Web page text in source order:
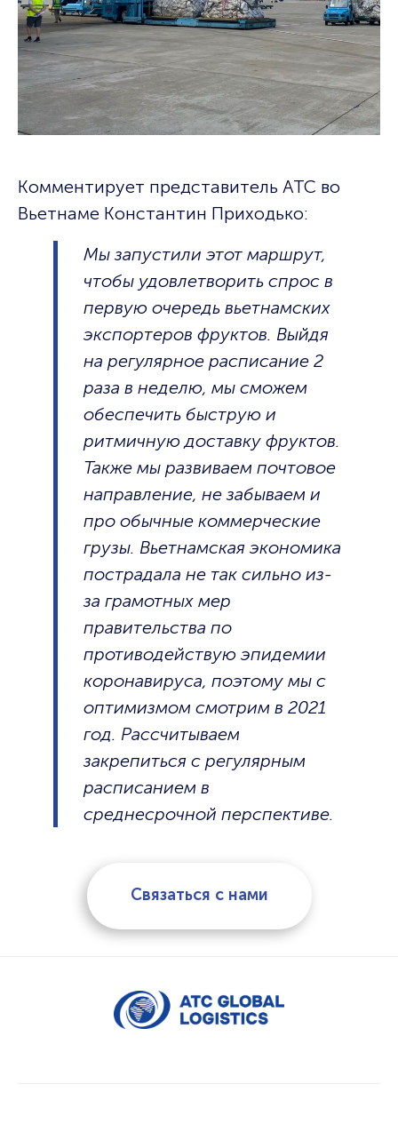
Комментирует представитель АТС во
Вьетнаме Константин Приходько:
Мы запустили этот маршрут,
чтобы удовлетворить спрос в
первую очередь вьетнамских
экспортеров фруктов. Выйдя
на регулярное расписание 2
раза в неделю, мы сможем
обеспечить быструю и
ритмичную доставку фруктов.
Также мы развиваем почтовое
направление, не забываем и
про обычные коммерческие
грузы. Вьетнамская экономика
пострадала не так сильно из-
за грамотных мер
правительства по
противодействую эпидемии
коронавируса, поэтому мы с
оптимизмом смотрим в 2021
год. Рассчитываем
закрепиться с регулярным
расписанием в
среднесрочной перспективе.
Связаться с нами